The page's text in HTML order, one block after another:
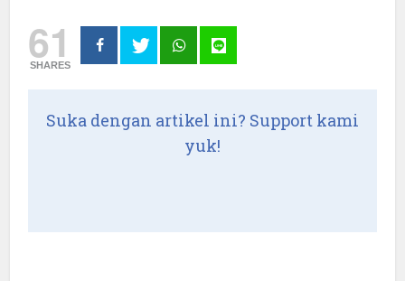
61
SHARES
Suka dengan artikel ini? Support kami
yuk!